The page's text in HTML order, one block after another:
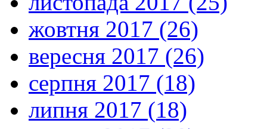
жовтня 2017 (26)
вересня 2017 (26)
серпня 2017 (18)
липня 2017 (18)